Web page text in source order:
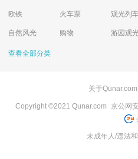
欧铁 火车票 观光列
自然风光 购物 游园观
查看全部分类
关于Qunar.com
Copyright ©2021 Qunar.com 京公网
未成年人/违法